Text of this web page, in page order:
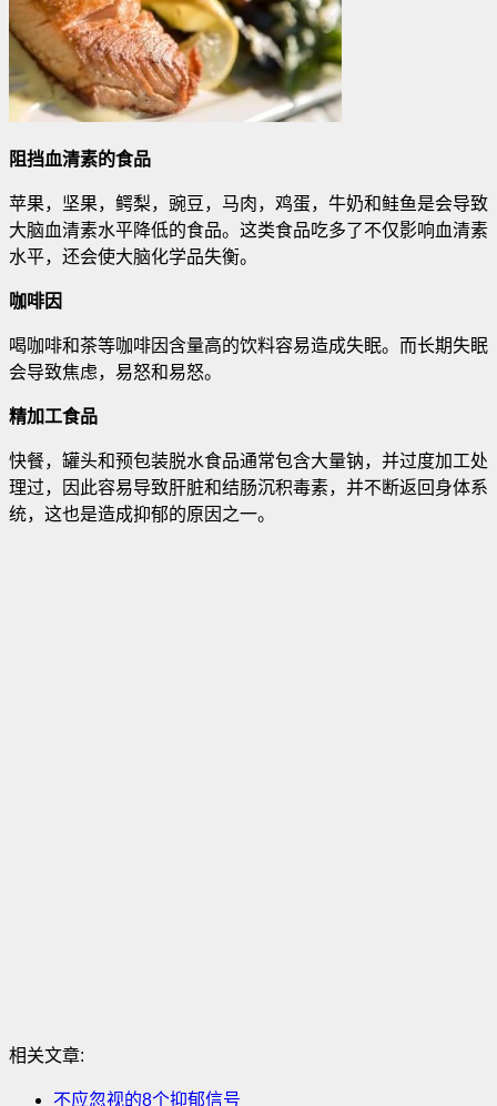
阻挡血清素的食品
苹果，坚果，鳄梨，豌豆，马肉，鸡蛋，牛奶和鲑鱼是会导致
大脑血清素水平降低的食品。这类食品吃多了不仅影响血清素
水平，还会使大脑化学品失衡。
咖啡因
喝咖啡和茶等咖啡因含量高的饮料容易造成失眠。而长期失眠
会导致焦虑，易怒和易怒。
精加工食品
快餐，罐头和预包装脱水食品通常包含大量钠，并过度加工处
理过，因此容易导致肝脏和结肠沉积毒素，并不断返回身体系
统，这也是造成抑郁的原因之一。
相关文章:
不应忽视的8个抑郁信号